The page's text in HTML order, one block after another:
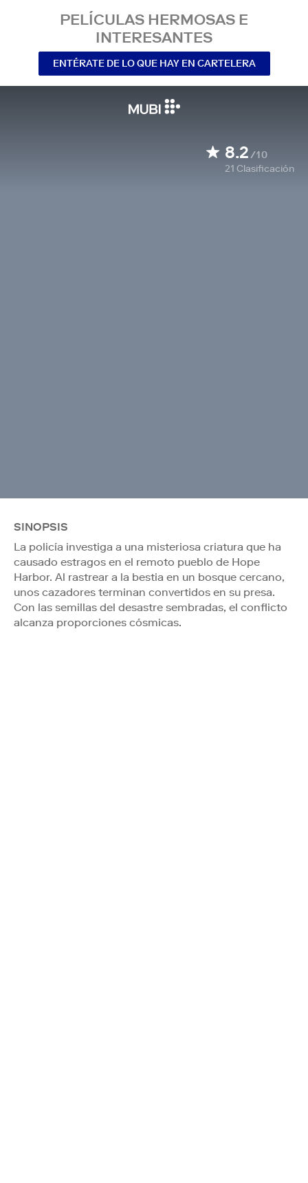
PELÍCULAS HERMOSAS E
INTERESANTES
ENTÉRATE DE LO QUE HAY EN CARTELERA
8.2/10
21 Clasificación
SINOPSIS
La policía investiga a una misteriosa criatura que ha
causado estragos en el remoto pueblo de Hope
Harbor. Al rastrear a la bestia en un bosque cercano,
unos cazadores terminan convertidos en su presa.
Con las semillas del desastre sembradas, el conflicto
alcanza proporciones cósmicas.